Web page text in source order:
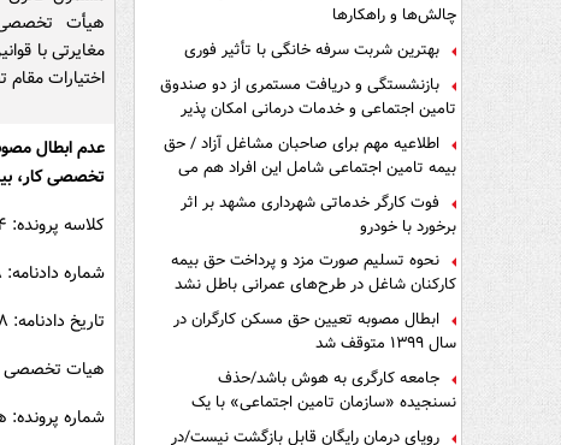
چالش‌ها و راهکارها
بهترین شربت سرفه خانگی با تأثیر فوری
بازنشستگی و دریافت مستمری از دو صندوق
تامین اجتماعی و خدمات درمانی امکان پذیر
است ؟
اطلاعیه مهم برای صاحبان مشاغل آزاد / حق
بیمه تامین اجتماعی شامل این افراد هم می
شودفوت کارگر خدماتی شهرداری مشهد بر اثر
برخورد با خودرو
نحوه تسلیم صورت مزد و پرداخت حق بیمه
کارکنان شاغل در طرح‌های عمرانی باطل نشد
ابطال مصوبه تعیین حق مسکن کارگران در
سال ۱۳۹۹ متوقف شد
جامعه کارگری به هوش باشد/حذف
نسنجیده «سازمان تامین اجتماعی» با یک
تفاهم نامه!
رویای درمان رایگان قابل بازگشت نیست/در
هیأت تخصصی
مغایرتی با
اختیارات
تخصصی کار،
کلاسه پرونده: ۹۹۰۲۹۰۴
شماره دادنامه: ۱۴۰۰۰۹۹۷۰۹۰۶۰۱۰۷۹۸
تاریخ دادنامه: ۱۴۰۰/۰۶/۰۸
هیات تخصصی
شماره پرونده: هـ ع؍